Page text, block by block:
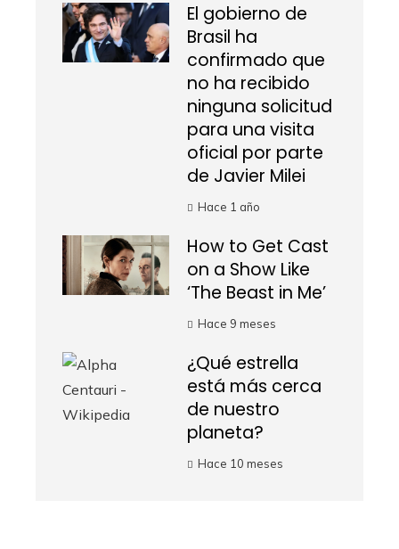
El gobierno de
Brasil ha
confirmado que
no ha recibido
ninguna solicitud
para una visita
oficial por parte
de Javier Milei
Hace 1 año
How to Get Cast
on a Show Like
‘The Beast in Me’
Hace 9 meses
¿Qué estrella
está más cerca
de nuestro
planeta?
Hace 10 meses